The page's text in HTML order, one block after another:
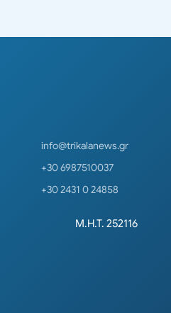
info@trikalanews.gr
+30 6987510037
+30 2431 0 24858
Μ.Η.Τ. 252116